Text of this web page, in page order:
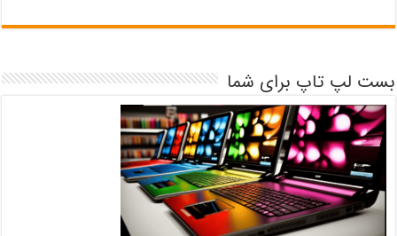
بست لپ تاپ برای شما